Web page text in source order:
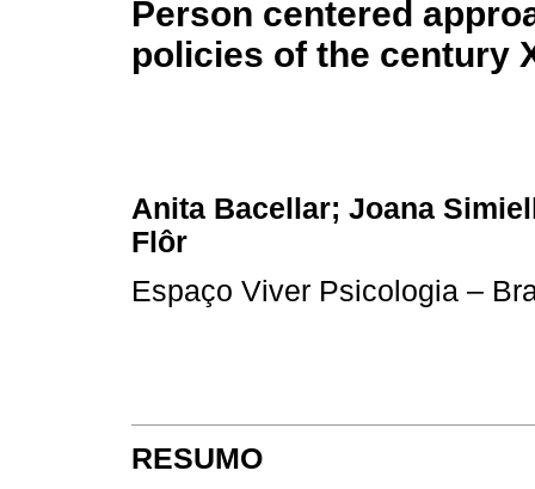
Person centered
policies of the century
Anita Bacellar; Joana
Flôr
Espaço Viver Psicologia –
RESUMO